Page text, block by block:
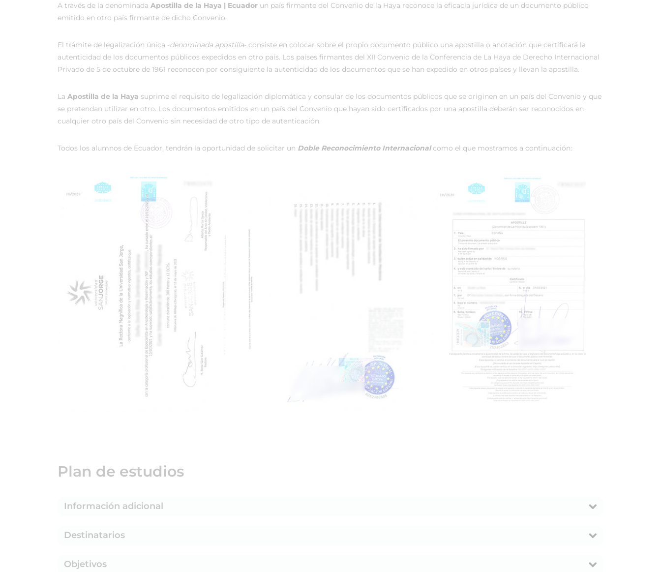
A través de la denominada Apostilla de la Haya | Ecuador un país firmante del Convenio de la Haya reconoce la eficacia jurídica de un documento público
emitido en otro país firmante de dicho Convenio.
El trámite de legalización única -denominada apostilla- consiste en colocar sobre el propio documento público una apostilla o anotación que certificará la
autenticidad de los documentos públicos expedidos en otro país. Los países firmantes del XII Convenio de la Conferencia de La Haya de Derecho Internacional
Privado de 5 de octubre de 1961 reconocen por consiguiente la autenticidad de los documentos que se han expedido en otros países y llevan la apostilla.
La Apostilla de la Haya suprime el requisito de legalización diplomática y consular de los documentos públicos que se originen en un país del Convenio y que
se pretendan utilizar en otro. Los documentos emitidos en un país del Convenio que hayan sido certificados por una apostilla deberán ser reconocidos en
cualquier otro país del Convenio sin necesidad de otro tipo de autenticación.
Todos los alumnos de Ecuador, tendrán la oportunidad de solicitar un Doble Reconocimiento Internacionalcomo el que mostramos a continuación:
Plan de estudios
Información adicional
Destinatarios
Objetivos